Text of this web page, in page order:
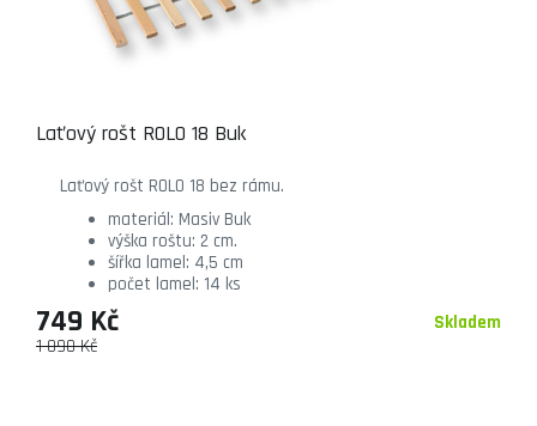
Laťový rošt ROLO 18 Buk
Laťový rošt ROLO 18 bez rámu.
materiál: Masiv Buk
výška roštu: 2 cm.
šířka lamel: 4,5 cm
počet lamel: 14 ks
Skladem
1 090 Kč
749 Kč